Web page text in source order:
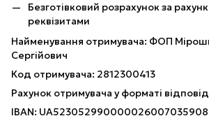
Безготівковий розрахунок за
реквізитами
Найменування отримувача: ФОП
Сергійович
Код отримувача: 2812300413
Рахунок отримувача у форматі
IBAN: